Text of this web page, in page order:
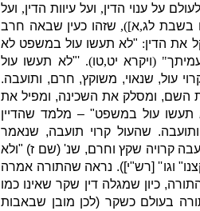
על ענוי הדין, ועל עיוות הדין, ועל
בשבת לג,א]), שזהו כעין שבאה חרב
את הדין:
"לא תעשו עול במשפט לא
" (ויקרא יט,טו).
'"לא תעשו עול
עול, שנאוי, משוקץ, חרם, ותועבה.
השם, ומסלק את השכינה, ומפיל את
תעשו עול במשפט" – מלמד שהדיין
. שהעול קרוי תועבה, שנאמר
קרויה שקץ וחרם, שנ' (שם ז) "ולא
" וגו'' [רש"י]). נראה שהתורה אמרה
, כיון שמגלה דין שקר שאינו כמו
בעולם כשקר (לכן מובן שבאבות